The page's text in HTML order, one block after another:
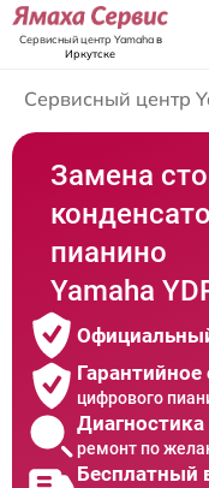
Сервисный центр Yamahaв
Иркутске
Сервисный центр
Замена
пианино
Yamaha
цифрового
ремонт по
Бесплатный